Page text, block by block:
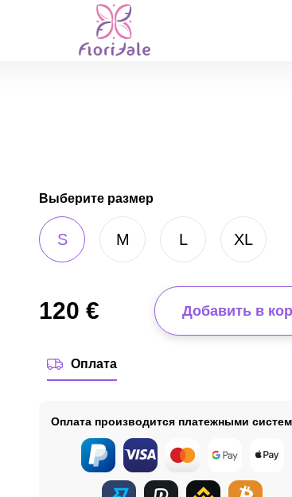
Выберите размер
S M L XL
120 € Добавить в
Оплата
Оплата производится платежными